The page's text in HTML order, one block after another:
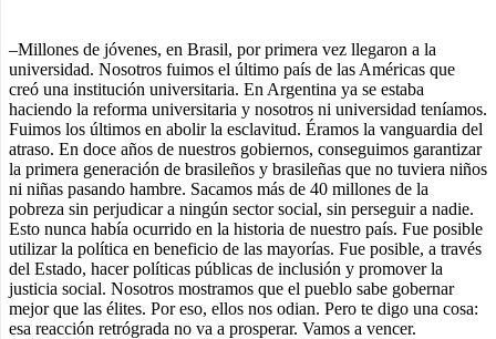
–Millones de jóvenes, en Brasil, por primera vez llegaron a la
universidad. Nosotros fuimos el último país de las Américas que
creó una institución universitaria. En Argentina ya se estaba
haciendo la reforma universitaria y nosotros ni universidad teníamos.
Fuimos los últimos en abolir la esclavitud. Éramos la vanguardia del
atraso. En doce años de nuestros gobiernos, conseguimos garantizar
la primera generación de brasileños y brasileñas que no tuviera niños
ni niñas pasando hambre. Sacamos más de 40 millones de la
pobreza sin perjudicar a ningún sector social, sin perseguir a nadie.
Esto nunca había ocurrido en la historia de nuestro país. Fue posible
utilizar la política en beneficio de las mayorías. Fue posible, a través
del Estado, hacer políticas públicas de inclusión y promover la
justicia social. Nosotros mostramos que el pueblo sabe gobernar
mejor que las élites. Por eso, ellos nos odian. Pero te digo una cosa:
esa reacción retrógrada no va a prosperar. Vamos a vencer.